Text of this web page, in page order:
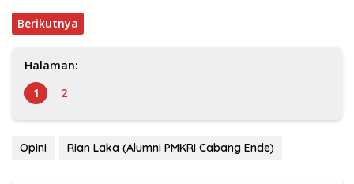
Berikutnya
Halaman:
1
2
Opini Rian Laka (Alumni PMKRI Cabang Ende)